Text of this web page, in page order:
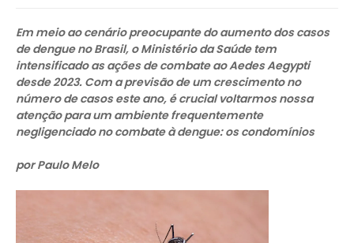
Em meio ao cenário preocupante do aumento dos casos
de dengue no Brasil, o Ministério da Saúde tem
intensificado as ações de combate ao Aedes Aegypti
desde 2023. Com a previsão de um crescimento no
número de casos este ano, é crucial voltarmos nossa
atenção para um ambiente frequentemente
negligenciado no combate à dengue: os condomínios
por Paulo Melo